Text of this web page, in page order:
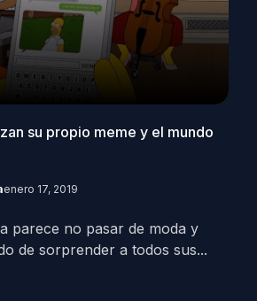
su propio meme y el mundo
enero 17, 2019
parece no pasar de moda y
de sorprender a todos sus...